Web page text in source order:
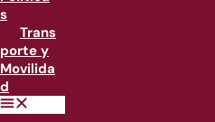
s
Trans
porte y
Movilida
d